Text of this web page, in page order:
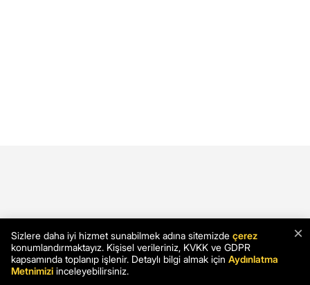
×
Sizlere daha iyi hizmet sunabilmek adına sitemizde çerez
konumlandırmaktayız. Kişisel verileriniz, KVKK ve GDPR
kapsamında toplanıp işlenir. Detaylı bilgi almak için Aydınlatma
Metnimizi inceleyebilirsiniz.